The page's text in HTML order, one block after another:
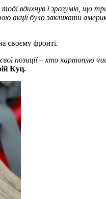
вдихнув і зрозумів, що
акції було закликати
своєму фронті.
позиції – хто картоплю
Куц.